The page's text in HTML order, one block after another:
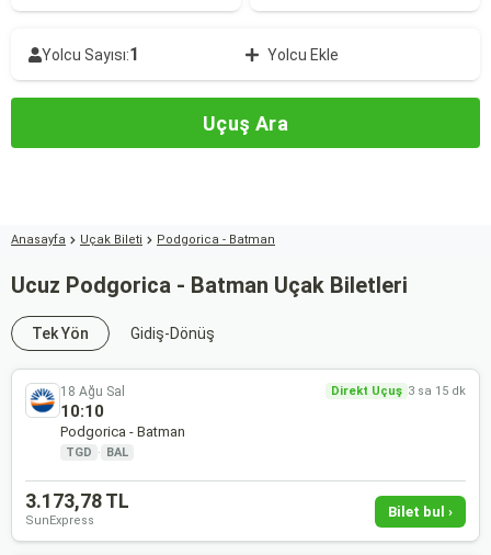
Yolcu Sayısı:1 Yolcu Ekle
Uçuş Ara
Anasayfa Uçak Bileti Podgorica - Batman
Ucuz Podgorica - Batman Uçak Biletleri
Tek Yön Gidiş-Dönüş
18 Ağu Sal Direkt Uçuş 3 sa 15 dk
10:10
Podgorica - Batman
TGD · BAL
3.173,78 TL
SunExpress
Bilet bul ›